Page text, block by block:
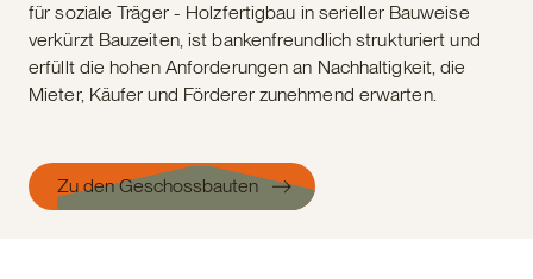
für soziale Träger - Holzfertigbau in serieller Bauweise
verkürzt Bauzeiten, ist bankenfreundlich strukturiert und
erfüllt die hohen Anforderungen an Nachhaltigkeit, die
Mieter, Käufer und Förderer zunehmend erwarten.
Zu den Geschossbauten